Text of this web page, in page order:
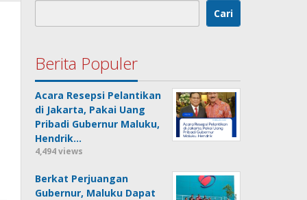
Cari
Berita Populer
Acara Resepsi Pelantikan
di Jakarta, Pakai Uang
Pribadi Gubernur Maluku,
Hendrik…
4,494 views
Berkat Perjuangan
Gubernur, Maluku Dapat